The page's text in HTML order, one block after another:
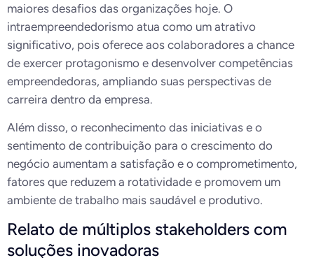
maiores desafios das organizações hoje. O
intraempreendedorismo atua como um atrativo
significativo, pois oferece aos colaboradores a chance
de exercer protagonismo e desenvolver competências
empreendedoras, ampliando suas perspectivas de
carreira dentro da empresa.
Além disso, o reconhecimento das iniciativas e o
sentimento de contribuição para o crescimento do
negócio aumentam a satisfação e o comprometimento,
fatores que reduzem a rotatividade e promovem um
ambiente de trabalho mais saudável e produtivo.
Relato de múltiplos stakeholders com
soluções inovadoras